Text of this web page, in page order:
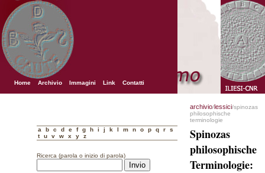
Home Archivio Immagini Link Contatti
a b c d e f g h i j k l m n o p q r
s
t
u v w x y z
Ricerca (parola o inizio di parola)
archivio/lessici/spinozas
philosophische
terminologie
Spinozas
philosophische
Terminologie: